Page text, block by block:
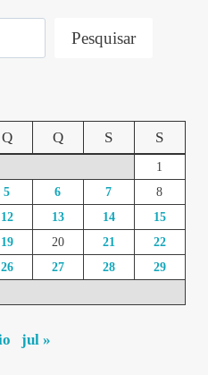
Pesquisar
Q Q S S
1
5 6 7
8
12 13 14
15
19 20 21
22
26 27 28
29
jul »